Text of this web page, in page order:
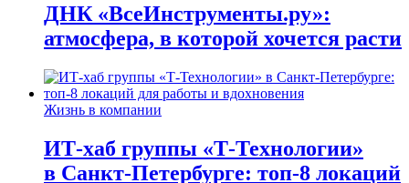
ДНК «ВсеИнструменты.ру»:
атмосфера, в которой хочется расти
Жизнь в компании
ИТ-хаб группы «Т-Технологии»
в Санкт-Петербурге: топ-8 локаций